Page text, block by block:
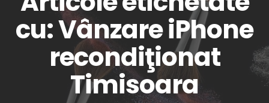
cu: Vânzare iPhone
recondiţionat
Timisoara